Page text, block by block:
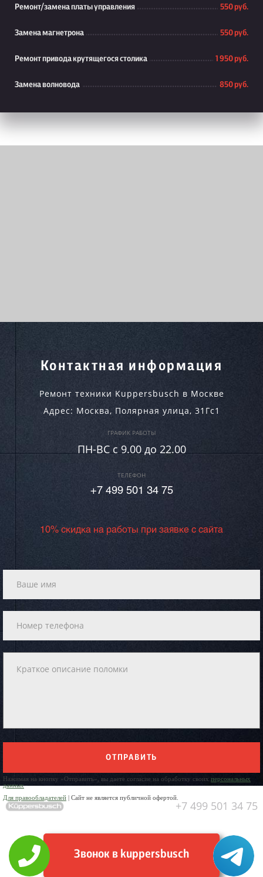
Ремонт/замена платы управления 550 руб.
Замена магнетрона 550 руб.
Ремонт привода крутящегося столика 1 950 руб.
Замена волновода 850 руб.
Контактная информация
Ремонт техники Kuppersbusch в Москве
Адрес: Москва, Полярная улица, 31Гс1
ГРАФИК РАБОТЫ
ПН-ВC c 9.00 до 22.00
ТЕЛЕФОН
+7 499 501 34 75
10% скидка на работы при заявке с сайта
ОТПРАВИТЬ
Нажимая на кнопку «Отправить», вы даете согласие на обработку своих персональных
данных
Для правообладателей | Сайт не является публичной офертой.
+7 499 501 34 75
Звонок в kuppersbusch